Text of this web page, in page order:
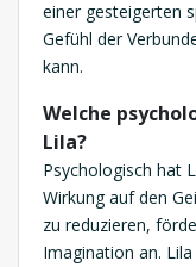
einer gesteigerten
Gefühl der
kann.
Welche
Lila?
Psychologisch hat
Wirkung auf den
zu reduzieren,
Imagination an.